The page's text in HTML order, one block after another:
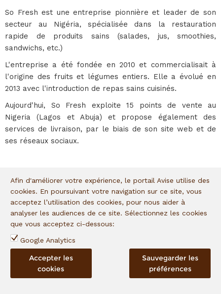
So Fresh est une entreprise pionnière et leader de son
secteur au Nigéria, spécialisée dans la restauration
rapide de produits sains (salades, jus, smoothies,
sandwichs, etc.)
L'entreprise a été fondée en 2010 et commercialisait à
l'origine des fruits et légumes entiers. Elle a évolué en
2013 avec l'introduction de repas sains cuisinés.
Aujourd'hui, So Fresh exploite 15 points de vente au
Nigeria (Lagos et Abuja) et propose également des
services de livraison, par le biais de son site web et de
ses réseaux sociaux.
Les entrepreneurs
So Fresh a été co-fondée parOlagoke Balogun ("Goke")
etAbimbola Balogun.
Olagoke Balogun est le PDG de So Fresh
grande expérience pendant une vingtaine d'années dans
plusieurs secteurs, notamment l'alimentation et les
boissons, dans des fonctions marketing, de ventes, de
Afin d'améliorer votre expérience, le portail Avise utilise des
cookies. En poursuivant votre navigation sur ce site, vous
acceptez l’utilisation des cookies, pour nous aider à
analyser les audiences de ce site. Sélectionnez les cookies
que vous acceptez ci-dessous:
Google Analytics
Sauvegarder les
préférences
Accepter les
cookies